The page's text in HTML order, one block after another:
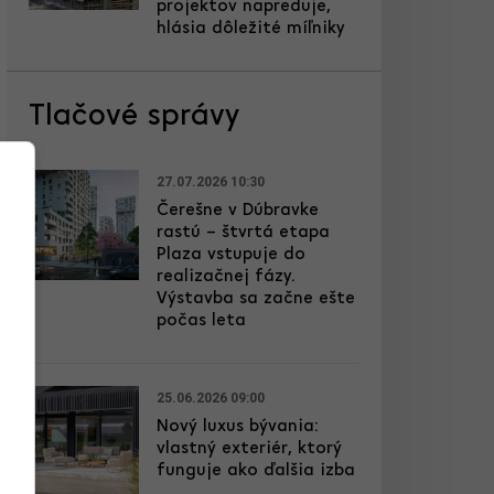
projektov napreduje,
hlásia dôležité míľniky
Tlačové správy
27.07.2026 10:30
Čerešne v Dúbravke
rastú – štvrtá etapa
Plaza vstupuje do
realizačnej fázy.
Výstavba sa začne ešte
počas leta
25.06.2026 09:00
Nový luxus bývania:
vlastný exteriér, ktorý
funguje ako ďalšia izba